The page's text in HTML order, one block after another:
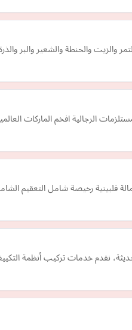
والزيت والحنطة والشعير والبر
الرجالية افخم الماركات
فلبينية رخيصة شامل التعقيم
نقدم خدمات تركيب أنظمة